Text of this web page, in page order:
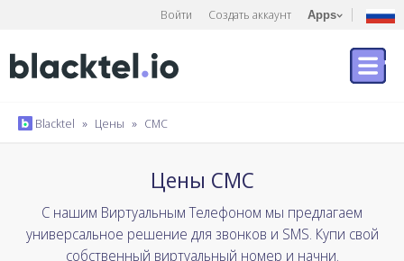
Войти Создать аккаунт Apps
Blacktel » Цены » СМС
Цены СМС
С нашим Виртуальным Телефоном мы предлагаем
универсальное решение для звонков и SMS. Купи свой
собственный виртуальный номер и начни.